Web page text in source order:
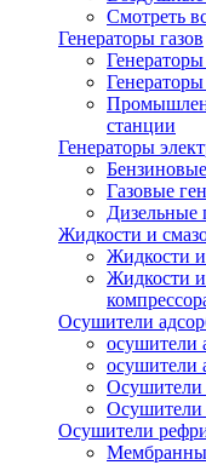
Смотреть
Генераторы газов
Генераторы
станции
Генераторы
Газовые
Дизельные
Жидкости и
Жидкости
Жидкости
Осушители
осушители
осушители
Осушители
Осушители
Осушители